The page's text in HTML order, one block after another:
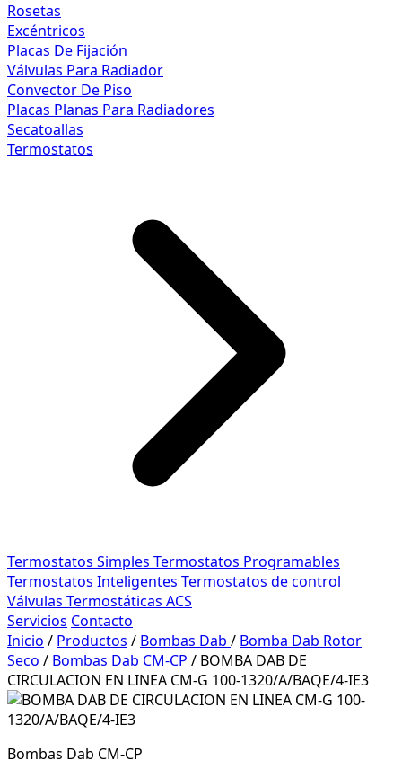
Rosetas
Excéntricos
Placas De Fijación
Válvulas Para Radiador
Convector De Piso
Placas Planas Para Radiadores
Secatoallas
Termostatos
Termostatos Simples Termostatos Programables
Termostatos Inteligentes Termostatos de control
Válvulas Termostáticas ACS
Servicios Contacto
Inicio / Productos / Bombas Dab / Bomba Dab Rotor
Seco / Bombas Dab CM-CP / BOMBA DAB DE
CIRCULACION EN LINEA CM-G 100-1320/A/BAQE/4-IE3
Bombas Dab CM-CP